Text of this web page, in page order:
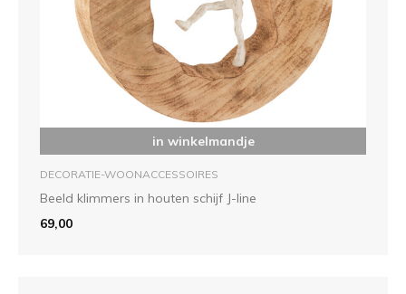
in winkelmandje
DECORATIE-WOONACCESSOIRES
Beeld klimmers in houten schijf J-line
69,00